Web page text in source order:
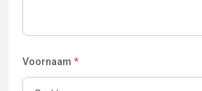
Voornaam *